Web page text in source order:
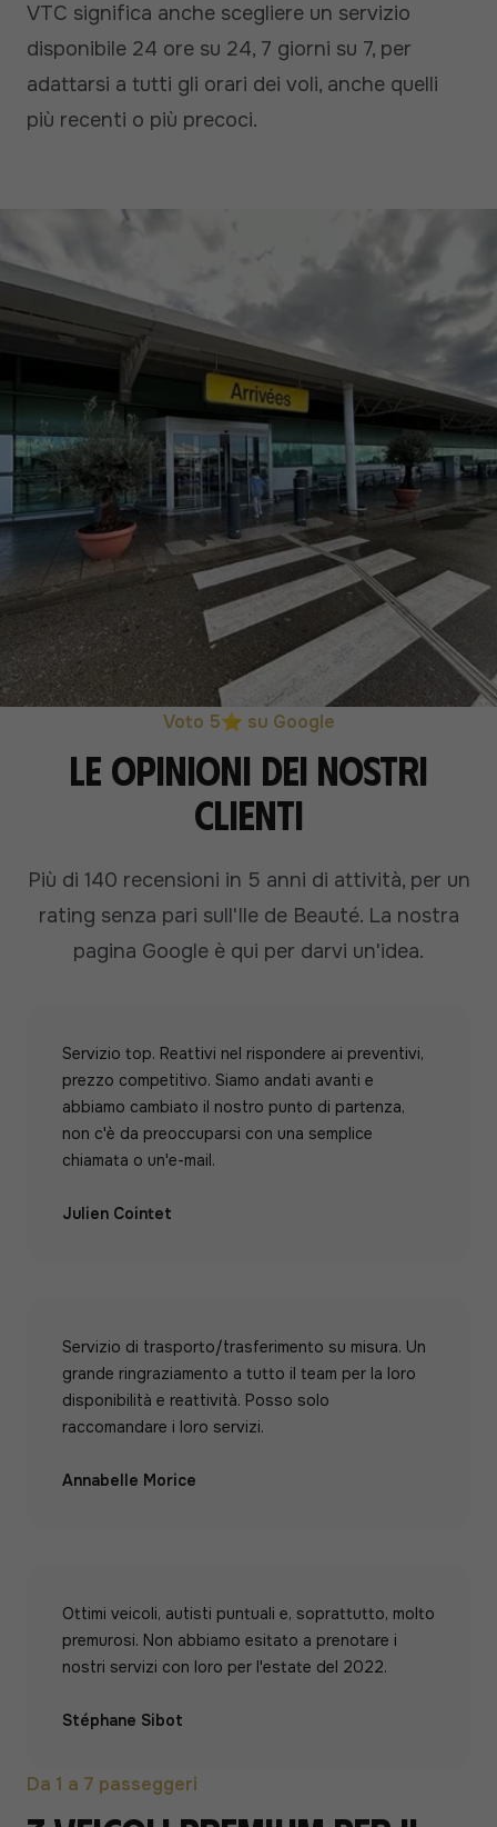
VTC significa anche scegliere un servizio
disponibile 24 ore su 24, 7 giorni su 7, per
adattarsi a tutti gli orari dei voli, anche quelli
più recenti o più precoci.
Voto 5⭐ su Google
Le opinioni dei nostri
clienti
Più di 140 recensioni in 5 anni di attività, per un
rating senza pari sull'Ile de Beauté. La nostra
pagina Google è qui per darvi un'idea.
Servizio top. Reattivi nel rispondere ai preventivi,
prezzo competitivo. Siamo andati avanti e
abbiamo cambiato il nostro punto di partenza,
non c'è da preoccuparsi con una semplice
chiamata o un'e-mail.
Julien Cointet
Servizio di trasporto/trasferimento su misura. Un
grande ringraziamento a tutto il team per la loro
disponibilità e reattività. Posso solo
raccomandare i loro servizi.
Annabelle Morice
Ottimi veicoli, autisti puntuali e, soprattutto, molto
premurosi. Non abbiamo esitato a prenotare i
nostri servizi con loro per l'estate del 2022.
Stéphane Sibot
Da 1 a 7 passeggeri